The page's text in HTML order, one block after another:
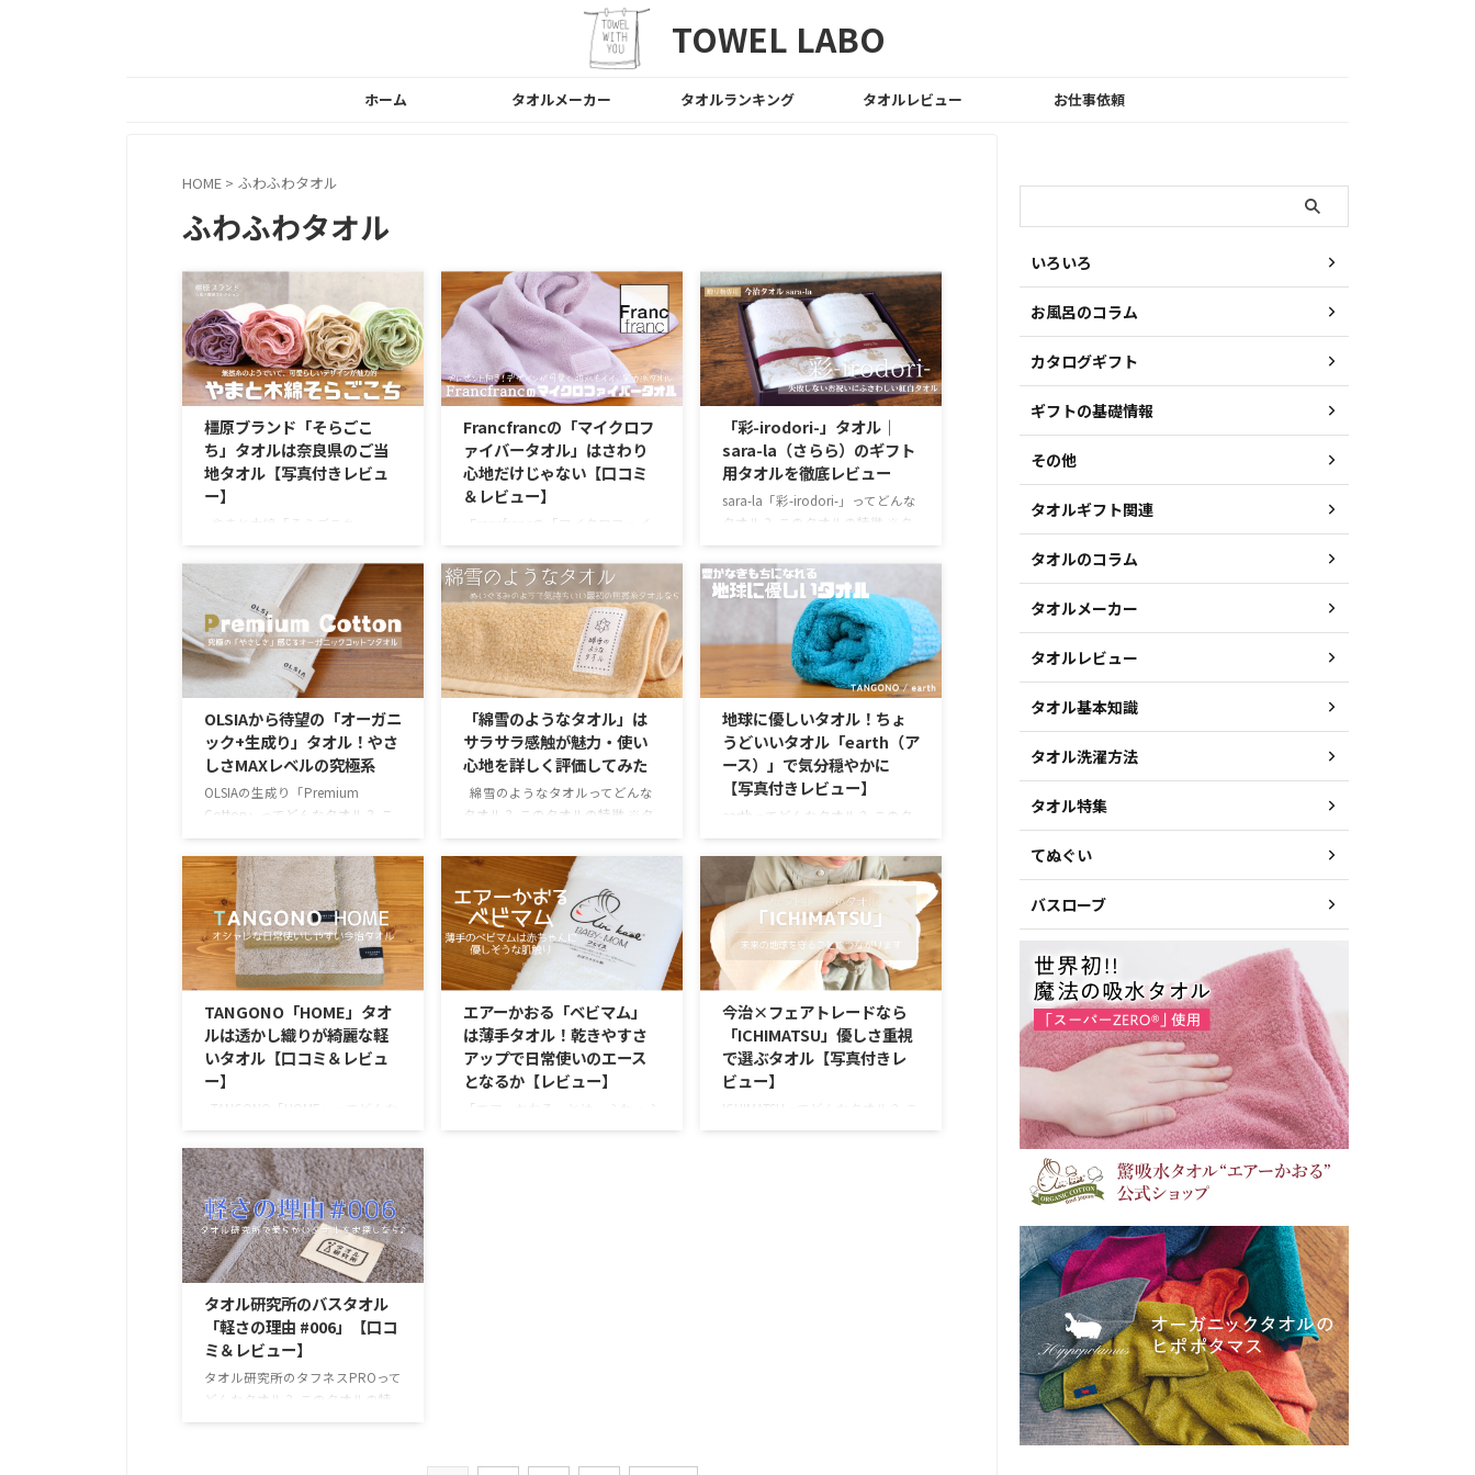
TOWEL LABO
ホーム タオルメーカー タオルランキング タオルレビュー お仕事依頼
HOME > ふわふわタオル
ふわふわタオル
橿原ブランド「そらごこ
ち」タオルは奈良県のご当
地タオル【写真付きレビュ
ー】
やまと木綿「そらごこち
タオル？ このタオルの特徴 ※タ
オル特徴アイコンの説明をご覧に
なる方はコチラ 「そらごこち」
タオルとは？ やまと木綿そらご
こちタオル（SOraGOCOCHI）
は、1921年創業と歴史のあるメー
カーである藤井株式会社が作るオ
リジナルタオル。 奈良県の橿原
で糸からタオルまでの工程を製造
しているというメーカーの技術の
結晶となるタオルなのです。糸か
らタオルの設計ができるのがこち
った「そらごこち」は ...
Francfrancの「マイクロフ
ァイバータオル」はさわり
心地だけじゃない【口コミ
＆レビュー】
Francfrancの「マイクロファイ
このタオルの特徴 ※タオル特徴
アイコンの説明をご覧になる方は
コチラ Francfrancの「マイクロ
ファイバータオル」とは？ 最近
はすっかり女性ものの素敵な雑貨
が購入できるFrancfranc（フラン
フラン）。他にはない可愛いタオ
ルのバリエーションが多く、女の
子向けになかなかぴったりのもの
があるのです。 以前、リボンが
付いたおしゃれなタオルを紹介し
ました。 今回もFrancfrancの人
「彩-irodori-」タオル｜
sara-la（さらら）のギフト
用タオルを徹底レビュー
sara-la「彩-irodori-」ってどんな
タオル？ このタオルの特徴 ※タ
なる方はコチラ 「彩-irodori-」タ
オルの特徴について 当ページは
プロモーションを含みます 国内
でもっと有名なタオルブランドと
いえば今治タオル。 その中にお
いてギフト向けタオルを専門に展
開しているタオルブランドがあり
ます。そのブランドが「sara-
la（さらら）」です。 タオルの品
質が良いというのは前提として、
プレゼントに適したパッケージま
で総合的にデザインされているタ
OLSIAから待望の「オーガニ
ック+生成り」タオル！やさ
しさMAXレベルの究極系
OLSIAの生成り「Premium
Cotton」ってどんなタオル？ こ
イコンの説明をご覧になる方はコ
チラ OLSIAの無染色・オーガニッ
クタオルについて タオルブラン
ドとして人気上昇中のOLSIA。オ
ーガニックコットンのタオルを中
心として取り扱うブランドで、さ
わり心地なめらかなものが多いの
が特徴です。 そんな人気タオル
ブランドから、待望の「オーガニ
ックコットン」と「生成り」とい
う天然素材の風合いをたっぷり味
わうことができるタオルが販売さ
ックのタ ...
「綿雪のようなタオル」は
サラサラ感触が魅力・使い
心地を詳しく評価してみた
綿雪のようなタオルってどんな
タオル？ このタオルの特徴 ※タ
なる方はコチラ 綿雪のようなタ
オルとは？ 綿雪のようなタオル
は、さわり心地なめらかな無撚糸
タオル。毛羽落ちを表す数値であ
る毛羽脱落率が0.04％と通常の無
撚糸タオルの0.2％。従来の無撚
糸タオルと比較して5分の1に抑え
られた、耐久性を上げられたタオ
ルになります。 明るく穏やかな
色合いに優しいさわり心地、可愛
い印象の強いタオルです。今回は
綿雪のようなタオルを見ていきま
地球に優しいタオル！ちょ
うどいいタオル「earth（ア
ース）」で気分穏やかに
【写真付きレビュー】
earthってどんなタオル？ このタ
ンの説明をご覧になる方はコチラ
サイズにこだわり、地球にも優
しい「earth（アース）」という
タオルについて評価をしていきま
しょう。 地球に優しいのは特別
な糸を使用しているため 実はこ
のearthというタオル、他にはな
い特別な糸を原料に使っているた
めに地球に優しいのです。 廃棄
される予定だった糸を使って織ら
れたタオルなのです。 糸のメー
カーは、もちろん糸が売り物。円
TANGONO「HOME」タオ
ルは透かし織りが綺麗な軽
いタオル【口コミ＆レビュ
ー】
TANGONO「HOME」ってどんな
オル特徴アイコンの説明をご覧に
なる方はコチラ
TANGONO「HOME」とは？
TANGONOのHOMEタオルは、ふ
んわり優しい触り心地のタオルで
す。淡い透かし織りのパイル地
に、濃い色のヘム。 爽やかな雰
囲気に、普段使いにピッタリのタ
オルの特徴。使いやすい一枚にな
るでしょう。 HOMEは今治タオル
実はHOMEシリーズは今治タオル
ブランド。しっかりとヘムの部分
エアーかおる「ベビマム」
は薄手タオル！乾きやすさ
アップで日常使いのエース
となるか【レビュー】
「エアーかおる」とは、ふわっふ
今治×フェアトレードなら
「ICHIMATSU」優しさ重視
で選ぶタオル【写真付きレ
ビュー】
ICHIMATSUってどんなタオル？ こ
タオル研究所のバスタオル
「軽さの理由 #006」【口コ
ミ＆レビュー】
タオル研究所のタフネスPROって
どんなタオル？ このタオルの特
いろいろ
お風呂のコラム
カタログギフト
ギフトの基礎情報
その他
タオルギフト関連
タオルのコラム
タオルメーカー
タオルレビュー
タオル基本知識
タオル洗濯方法
タオル特集
てぬぐい
バスローブ